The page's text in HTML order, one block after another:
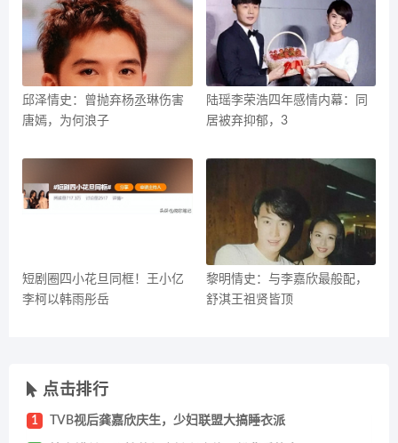
邱泽情史：曾抛弃杨丞琳伤害
唐嫣，为何浪子
陆瑶李荣浩四年感情内幕：同
居被弃抑郁，3
短剧圈四小花旦同框！王小亿
李柯以韩雨彤岳
黎明情史：与李嘉欣最般配，
舒淇王祖贤皆顶
点击排行
1 TVB视后龚嘉欣庆生，少妇联盟大搞睡衣派